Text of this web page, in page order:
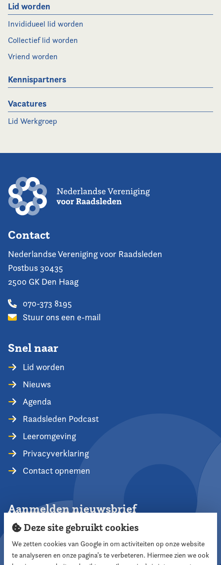
Lid worden
Invididueel lid worden
Collectief lid worden
Vriend worden
Kennispartners
Vacatures
Lid Werkgroep
Contact
Nederlandse Vereniging voor Raadsleden
Postbus 30435
2500 GK Den Haag
070-373 8195
Stuur ons een e-mail
Snel naar
Lid worden
Nieuws
Agenda
Raadsleden Podcast
Leeromgeving
Privacyverklaring
Contact opnemen
Aanmelden nieuwsbrief
Aanmelden
Deze site gebruikt cookies
We zetten cookies van Google in om activiteiten op onze website
te analyseren en onze pagina’s te verbeteren. Hiermee zien we ook